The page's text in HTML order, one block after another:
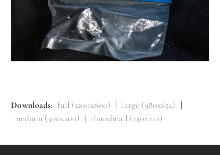
Downloads: full (1200x800) | large (980x654) |
medium (300x200) | thumbnail (240x210)